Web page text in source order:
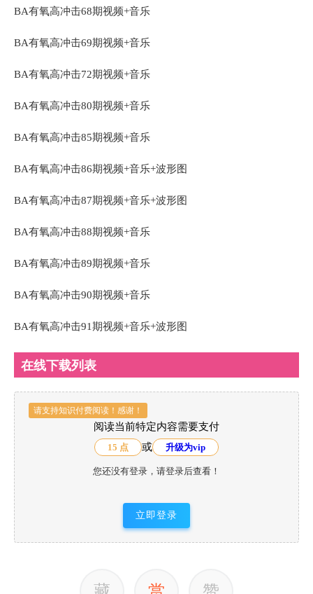
BA有氧高冲击68期视频+音乐
BA有氧高冲击69期视频+音乐
BA有氧高冲击72期视频+音乐
BA有氧高冲击80期视频+音乐
BA有氧高冲击85期视频+音乐
BA有氧高冲击86期视频+音乐+波形图
BA有氧高冲击87期视频+音乐+波形图
BA有氧高冲击88期视频+音乐
BA有氧高冲击89期视频+音乐
BA有氧高冲击90期视频+音乐
BA有氧高冲击91期视频+音乐+波形图
在线下载列表
请支持知识付费阅读！感谢！
阅读当前特定内容需要支付
15 点 或 升级为vip
您还没有登录，请登录后查看！
立即登录